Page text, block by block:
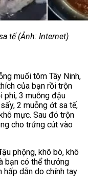
tế (Ảnh: Internet)
muối tôm Tây Ninh,
của bạn rồi trộn
phi, 3 muỗng đậu
2 muỗng ớt sa tế,
mực. Sau đó trộn
cho trứng cút vào
phộng, khô bò, khô
bạn có thể thưởng
hấp dẫn do chính tay